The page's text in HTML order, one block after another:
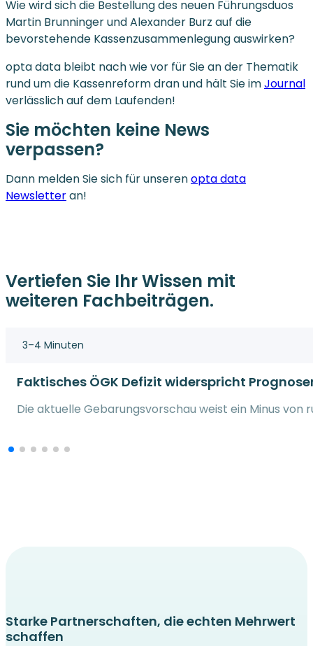
Wie wird sich die Bestellung des neuen Führungsduos
Martin Brunninger und Alexander Burz auf die
bevorstehende Kassenzusammenlegung auswirken?
opta data bleibt nach wie vor für Sie an der Thematik
rund um die Kassenreform dran und hält Sie imJournal
verlässlich auf dem Laufenden!
Sie möchten keine News
verpassen?
Dann melden Sie sich für unserenopta data
Newsletteran!
Vertiefen Sie Ihr Wissen mit
weiteren Fachbeiträgen.
3–4 Minuten
Faktisches ÖGK Defizit widerspricht
Die aktuelle Gebarungsvorschau weist ein Minus von
Starke Partnerschaften, die echten Mehrwert
schaffen